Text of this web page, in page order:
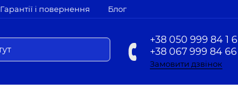
Гарантії і повернення Блог
+38 050 999 84 1 6
+38 067 999 84 66
Замовити дзвінок